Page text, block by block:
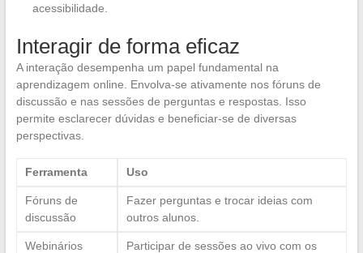
acessibilidade.
Interagir de forma eficaz
A interação desempenha um papel fundamental na
aprendizagem online. Envolva-se ativamente nos fóruns de
discussão e nas sessões de perguntas e respostas. Isso
permite esclarecer dúvidas e beneficiar-se de diversas
perspectivas.
Ferramenta Uso
Fóruns de
discussão
Fazer perguntas e trocar ideias com
outros alunos.
Webinários
Participar de sessões ao vivo com os